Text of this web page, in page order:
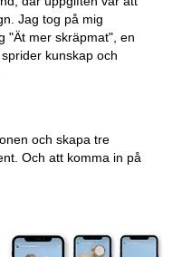
Jag tog på mig
"Ät mer skräpmat", en
kunskap och
och skapa tre
Och att komma in på